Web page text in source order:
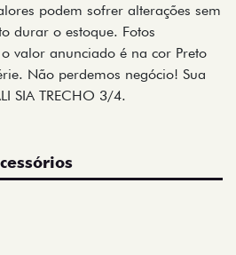
podem sofrer alterações sem
durar o estoque. Fotos
valor anunciado é na cor Preto
Não perdemos negócio! Sua
SIA TRECHO 3/4.